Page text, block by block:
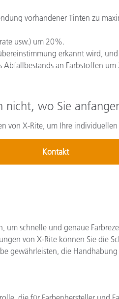
vorhandener Tinten zu
usw.) um 20%.
erkannt wird,
an Farbstoffen
nicht, wo Sie
von X-Rite, um Ihre
Kontakt
schnelle und genaue
von X-Rite können Sie die
gewährleisten, die